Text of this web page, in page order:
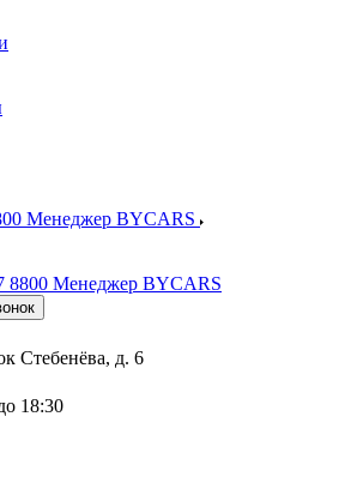
Менеджер BYCARS
8800 Менеджер BYCARS
Стебенёва, д. 6
18:30